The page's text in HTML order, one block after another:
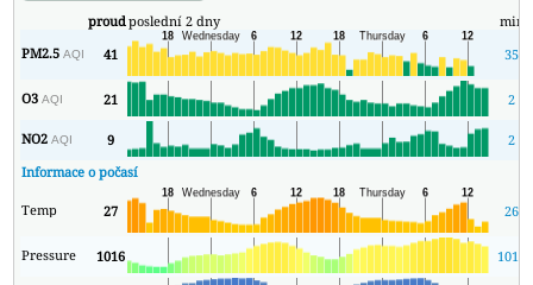
proudposlední 2 dny min
PM2.5AQI 41 35
O3AQI 21 2
NO2AQI 9
2
Informace o počasí
Temp 27 26
Pressure 1016 1012